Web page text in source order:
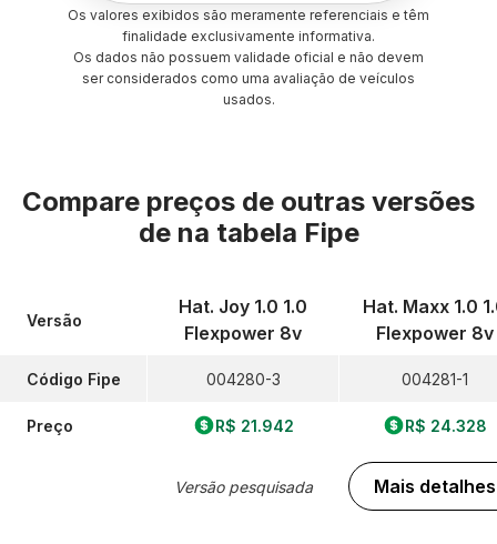
Os valores exibidos são meramente referenciais e têm
finalidade exclusivamente informativa.
Os dados não possuem validade oficial e não devem
ser considerados como uma avaliação de veículos
usados.
Compare preços de outras versões
de na tabela Fipe
Versão
Código Fipe
Preço
Hat. Joy 1.0 1.0
Flexpower 8v
004280-3
R$ 21.942
Versão pesquisada
Hat. Maxx 1.0
Flexpower 8v
004281-1
R$ 24.328
Mais detalhes